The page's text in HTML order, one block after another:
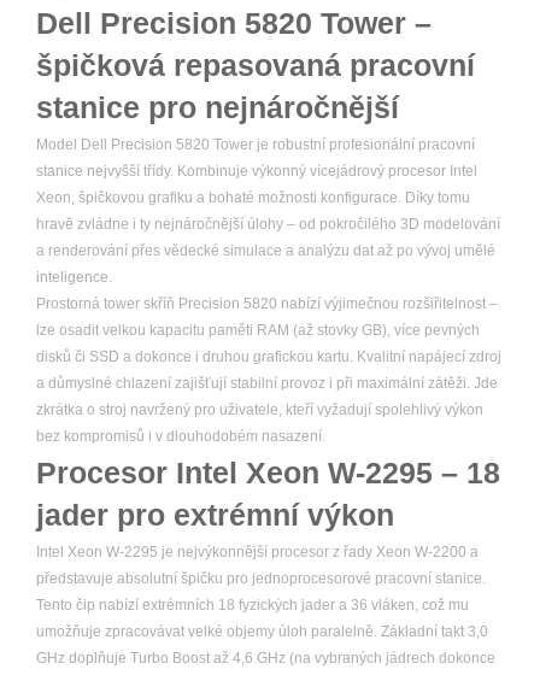
Dell Precision 5820 Tower –
špičková repasovaná pracovní
stanice pro nejnáročnější
Model Dell Precision 5820 Tower je robustní profesionální pracovní
stanice nejvyšší třídy. Kombinuje výkonný vícejádrový procesor Intel
Xeon, špičkovou grafiku a bohaté možnosti konfigurace. Díky tomu
hravě zvládne i ty nejnáročnější úlohy – od pokročilého 3D modelování
a renderování přes vědecké simulace a analýzu dat až po vývoj umělé
inteligence.
Prostorná tower skříň Precision 5820 nabízí výjimečnou rozšiřitelnost –
lze osadit velkou kapacitu paměti RAM (až stovky GB), více pevných
disků či SSD a dokonce i druhou grafickou kartu. Kvalitní napájecí zdroj
a důmyslné chlazení zajišťují stabilní provoz i při maximální zátěži. Jde
zkrátka o stroj navržený pro uživatele, kteří vyžadují spolehlivý výkon
bez kompromisů i v dlouhodobém nasazení.
Procesor Intel Xeon W-2295 – 18
jader pro extrémní výkon
Intel Xeon W-2295 je nejvýkonnější procesor z řady Xeon W-2200 a
představuje absolutní špičku pro jednoprocesorové pracovní stanice.
Tento čip nabízí extrémních 18 fyzických jader a 36 vláken, což mu
umožňuje zpracovávat velké objemy úloh paralelně. Základní takt 3,0
GHz doplňuje Turbo Boost až 4,6 GHz (na vybraných jádrech dokonce